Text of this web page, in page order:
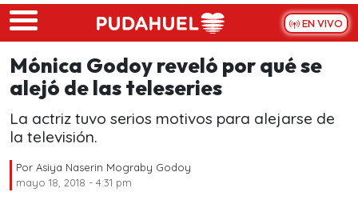
Skip to main content
EN VIVO
Mónica Godoy reveló por qué se
alejó de las teleseries
La actriz tuvo serios motivos para alejarse de
la televisión.
Por Asiya Naserin Mograby Godoy
mayo 18, 2018 - 4:31 pm